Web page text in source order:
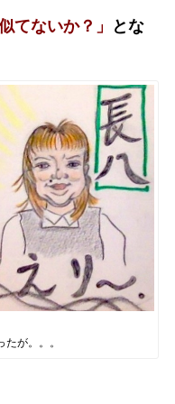
てないか？」
とな
が。。。